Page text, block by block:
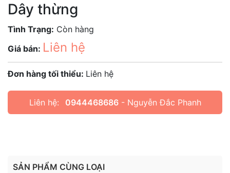
Dây thừng
Tình Trạng: Còn hàng
Giá bán: Liên hệ
Đơn hàng tối thiểu: Liên hệ
Liên hệ: 0944468686- Nguyễn Đắc Phanh
SẢN PHẨM CÙNG LOẠI